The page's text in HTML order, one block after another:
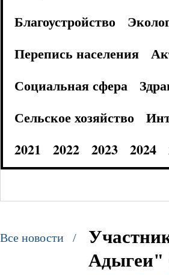
Благоустройство
Перепись населения
Социальная сфера
Сельское хозяйство
2021
2022 2023 2024
Все новости /
Адыгеи"